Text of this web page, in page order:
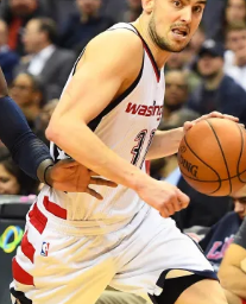
Moderní pětiboj
Motorsport
Olympijské hry
Parasport
Plavání
Plážový volejbal